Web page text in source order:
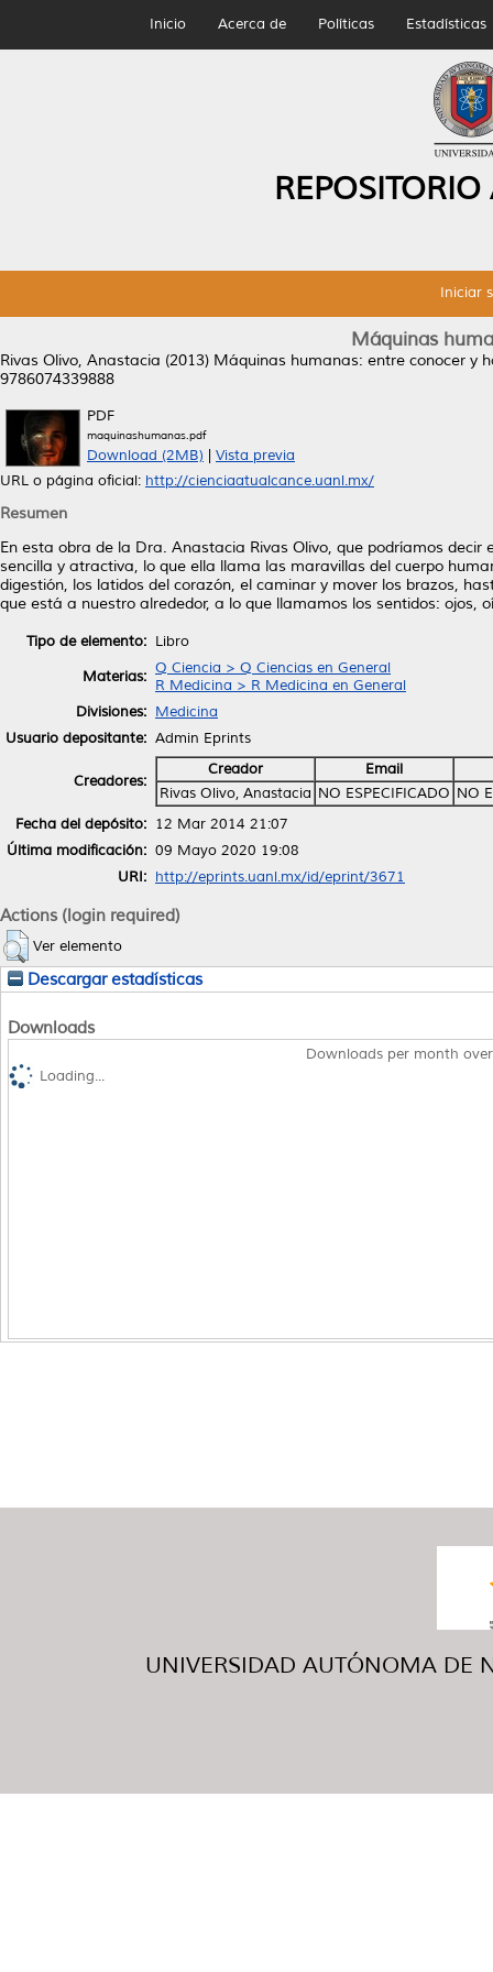
Inicio Acerca de Políticas Estadísticas
Iniciar
Máquinas
Rivas Olivo, Anastacia (2013) Máquinas humanas: entre conocer y
9786074339888
PDF
maquinashumanas.pdf
Download (2MB)
Vista previa
URL o página oficial: http://cienciaatualcance.uanl.mx/
Resumen
En esta obra de la Dra. Anastacia Rivas Olivo, que podríamos
sencilla y atractiva, lo que ella llama las maravillas del cuerpo
digestión, los latidos del corazón, el caminar y mover los brazos,
que está a nuestro alrededor, a lo que llamamos los sentidos: ojos,
Tipo de elemento: Libro
Materias: Q Ciencia > Q Ciencias en General
R Medicina > R Medicina en General
Divisiones: Medicina
Usuario depositante: Admin Eprints
Creadores:
Creador
Email
Rivas Olivo, Anastacia NO ESPECIFICADO NO
Fecha del depósito: 12 Mar 2014 21:07
Última modificación: 09 Mayo 2020 19:08
URI: http://eprints.uanl.mx/id/eprint/3671
Actions (login required)
Ver elemento
Descargar estadísticas
Downloads
Downloads per month
Loading...
UNIVERSIDAD AUTÓNOMA DE